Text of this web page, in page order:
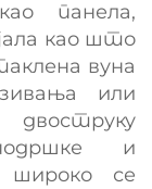
панела,
као што
вуна
или
двоструку
и
се